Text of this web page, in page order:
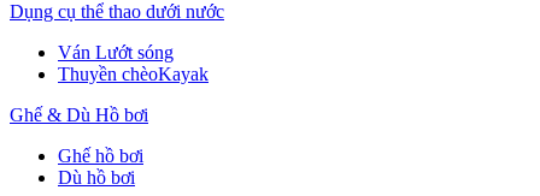
Dụng cụ thể thao dưới nước
Ván Lướt sóng
Thuyền chèoKayak
Ghế & Dù Hồ bơi
Ghế hồ bơi
Dù hồ bơi